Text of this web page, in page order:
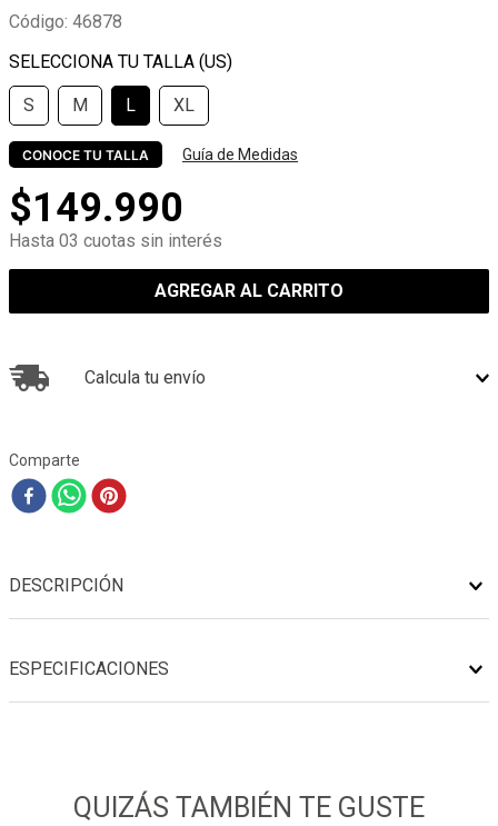
Código: 46878
S M L XL
CONOCE TU TALLA Guía de Medidas
$149.990
Hasta 03 cuotas sin interés
AGREGAR AL CARRITO
Calcula tu envío
Comparte
DESCRIPCIÓN
ESPECIFICACIONES
QUIZÁS TAMBIÉN TE GUSTE